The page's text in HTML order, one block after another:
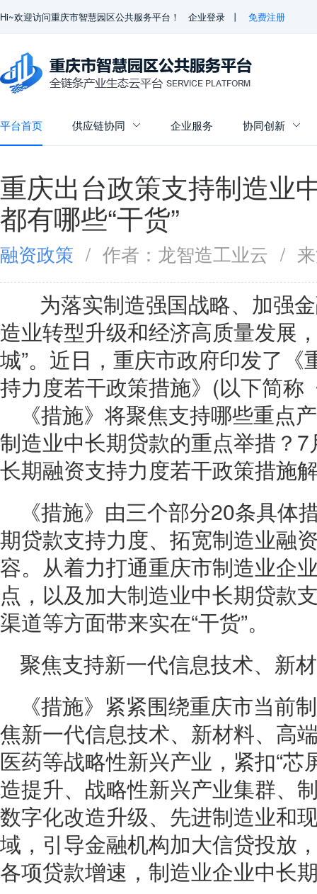
Hi~欢迎访问重庆市智慧园区公共服务平台！ 企业登录 丨 免费注册
平台首页 供应链协同  企业服务 协同创新 
重庆出台政策支持制造业
都有哪些“干货”
融资政策 / 作者：龙智造工业云 /
为落实制造强国战略、加强金
造业转型升级和经济高质量发展
城”。近日，重庆市政府印发了
持力度若干政策措施》(以下简称
《措施》将聚焦支持哪些重点
制造业中长期贷款的重点举措？
长期融资支持力度若干政策措施
《措施》由三个部分20条具体
期贷款支持力度、拓宽制造业融
容。从着力打通重庆市制造业企
点，以及加大制造业中长期贷款
渠道等方面带来实在“干货”。
聚焦支持新一代信息技术、新
《措施》紧紧围绕重庆市当前
焦新一代信息技术、新材料、高
医药等战略性新兴产业，紧扣“
造提升、战略性新兴产业集群、
数字化改造升级、先进制造业和
域，引导金融机构加大信贷投放
各项贷款增速，制造业企业中长